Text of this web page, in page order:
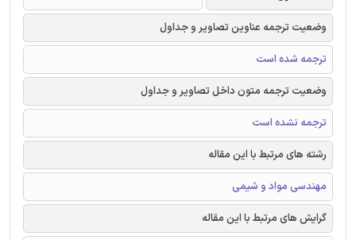
وضعیت ترجمه عناوین تصاویر و جداول
ترجمه شده است
وضعیت ترجمه متون داخل تصاویر و جداول
ترجمه نشده است
رشته های مرتبط با این مقاله
مهندسی مواد و شیمی
گرایش های مرتبط با این مقاله